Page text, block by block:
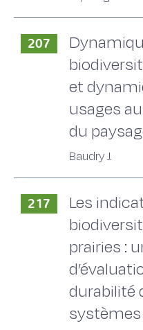
207
et
usages
du
Baudry J.
217
Les
prairies :
durabilité
systèmes